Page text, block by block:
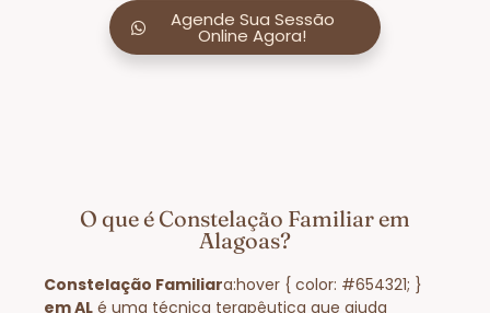
Agende Sua Sessão
Online Agora!
O que é Constelação Familiar em
Alagoas?
Constelação Familiara:hover { color: #654321; }
em AL é uma técnica terapêutica que ajuda